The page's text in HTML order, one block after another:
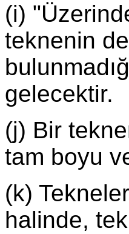
(i)
teknenin
gelecektir.
(j) Bir
tam boyu
(k)
halinde,